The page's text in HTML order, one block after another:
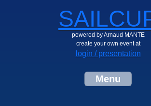
powered by Arnaud MANTE
create your own event at
login / presentation
Menu